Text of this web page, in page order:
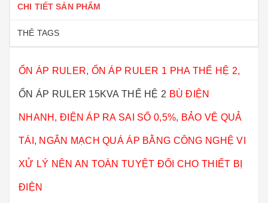
CHI TIẾT SẢN PHẨM
THẺ TAGS
ỔN ÁP RULER, ỔN ÁP RULER 1 PHA THẾ HỆ 2,
ỔN ÁP RULER 15KVA THẾ HỆ 2 BÙ ĐIỆN
NHANH, ĐIỆN ÁP RA SAI SỐ 0,5%, BẢO VỆ QUẢ
TÁI, NGẮN MẠCH QUÁ ÁP BẰNG CÔNG NGHỆ VI
XỬ LÝ NÊN AN TOÀN TUYỆT ĐỐI CHO THIẾT BỊ
ĐIỆN